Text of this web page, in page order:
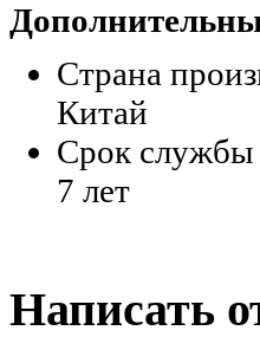
Страна
Китай
Срок службы
7 лет
Написать